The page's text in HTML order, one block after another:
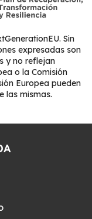
Sin
expresadas son
y no reflejan
o la Comisión
Europea pueden
las mismas.